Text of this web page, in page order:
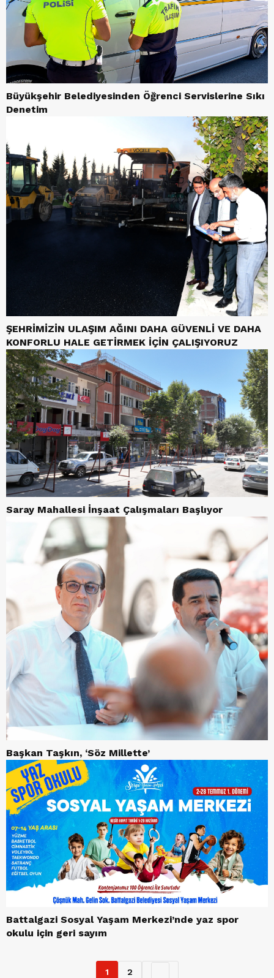
Büyükşehir Belediyesinden Öğrenci Servislerine Sıkı
Denetim
ŞEHRİMİZİN ULAŞIM AĞINI DAHA GÜVENLİ VE DAHA
KONFORLU HALE GETİRMEK İÇİN ÇALIŞIYORUZ
Saray Mahallesi İnşaat Çalışmaları Başlıyor
Başkan Taşkın, ‘Söz Millette’
Battalgazi Sosyal Yaşam Merkezi’nde yaz spor
okulu için geri sayım
1 2